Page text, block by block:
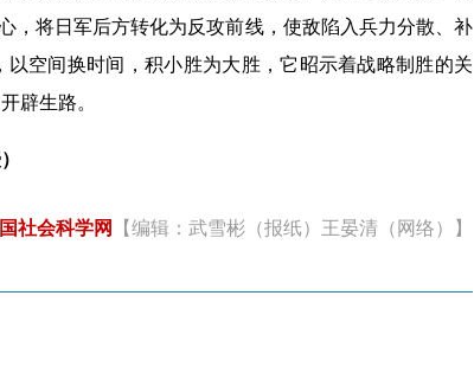
，将日军后方转化为反攻前线，使敌陷入兵力分散、补
空间换时间，积小胜为大胜，它昭示着战略制胜的关
辟生路。
社会科学网 【编辑：武雪彬（报纸）王晏清（网络）】